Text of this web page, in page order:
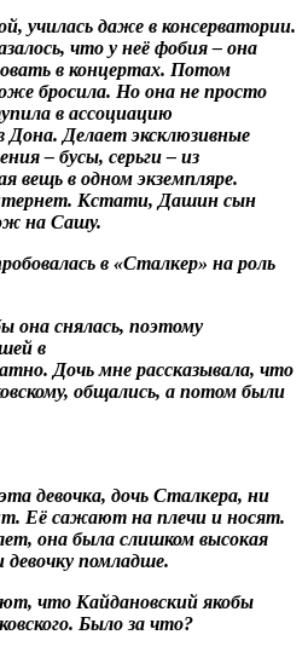
училась даже в консерватории.
что у неё фобия – она
в концертах. Потом
бросила. Но она не просто
в ассоциацию
Дона. Делает эксклюзивные
– бусы, серьги – из
вещь в одном экземпляре.
Кстати, Дашин сын
на Сашу.
в «Сталкер» на роль
она снялась, поэтому
в
Дочь мне рассказывала, что
общались, а потом были
девочка, дочь Сталкера, ни
Её сажают на плечи и носят.
она была слишком высокая
девочку помладше.
что Кайдановский якобы
Было за что?